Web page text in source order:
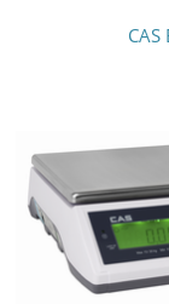
CAS